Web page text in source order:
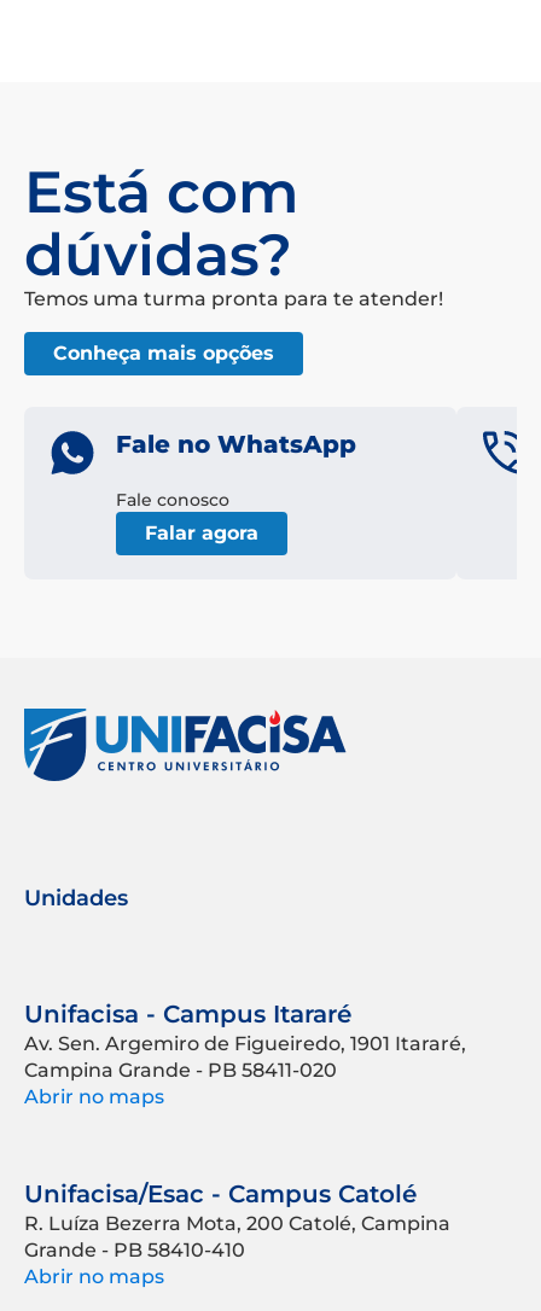
Está com
dúvidas?
Temos uma turma pronta para te atender!
Conheça mais opções
Fale no WhatsApp
Fale conosco
Falar agora
Unidades
Unifacisa - Campus Itararé
Av. Sen. Argemiro de Figueiredo, 1901 Itararé,
Campina Grande - PB 58411-020
Abrir no maps
Unifacisa/Esac - Campus Catolé
R. Luíza Bezerra Mota, 200 Catolé, Campina
Grande - PB 58410-410
Abrir no maps